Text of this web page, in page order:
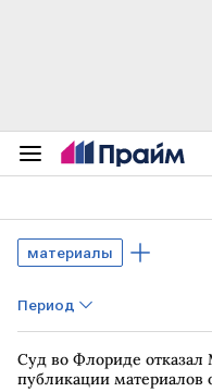
материалы
Период
Суд во Флориде
публикации